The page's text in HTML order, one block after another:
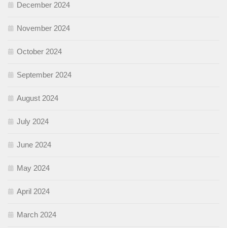
December 2024
November 2024
October 2024
September 2024
August 2024
July 2024
June 2024
May 2024
April 2024
March 2024